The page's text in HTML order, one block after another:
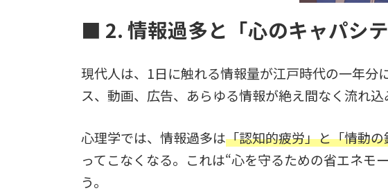
■ 2. 情報過多と「心のキャパシテ
現代人は、1日に触れる情報量が江戸時代の一年分
ス、動画、広告、あらゆる情報が絶え間なく流れ込
心理学では、情報過多は「認知的疲労」と「情動の
ってこなくなる。これは“心を守るための省エネモ
う。